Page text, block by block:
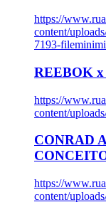
https://
content/
7193-
REEBOK x
https://
content/
CONRAD
https://
content/